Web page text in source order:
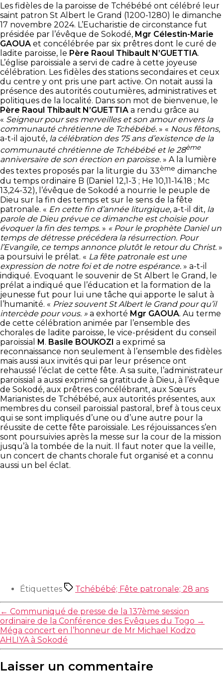
Les fidèles de la paroisse de Tchébébé ont célébré leur
saint patron St Albert le Grand (1200-1280) le dimanche
17 novembre 2024. L’Eucharistie de circonstance fut
présidée par l’évêque de Sokodé, Mgr Célestin-Marie
GAOUA et concélébrée par six prêtres dont le curé de
ladite paroisse, le Père Raoul Thibault N’GUETTIA.
L’église paroissiale a servi de cadre à cette joyeuse
célébration. Les fidèles des stations secondaires et ceux
du centre y ont pris une part active. On notait aussi la
présence des autorités coutumières, administratives et
politiques de la localité. Dans son mot de bienvenue, le
Père Raoul Thibault N’GUETTIA a rendu grâce au
« Seigneur pour ses merveilles et son amour envers la
communauté chrétienne de Tchébébé. » « Nous fêtons,
a-t-il ajouté, la célébration des 75 ans d’existence de la
communauté chrétienne de Tchébébé et le 28ème
anniversaire de son érection en paroisse. » A la lumière
des textes proposés par la liturgie du 33ème dimanche
du temps ordinaire B (Daniel 12,1-3 ; He 10,11-14.18 ; Mc
13,24-32), l’évêque de Sokodé a nourrie le peuple de
Dieu sur la fin des temps et sur le sens de la fête
patronale. « En cette fin d’année liturgique, a-t-il dit, la
parole de Dieu prévue ce dimanche est choisie pour
évoquer la fin des temps. » « Pour le prophète Daniel un
temps de détresse précédera la résurrection. Pour
l’Evangile, ce temps annonce plutôt le retour du Christ. »
a poursuivi le prélat. « La fête patronale est une
expression de notre foi et de notre espérance. » a-t-il
indiqué. Evoquant le souvenir de St Albert le Grand, le
prélat a indiqué que l’éducation et la formation de la
jeunesse fut pour lui une tâche qui apporte le salut à
l’humanité. « Priez souvent St Albert le Grand pour qu’il
intercède pour vous. » a exhorté Mgr GAOUA. Au terme
de cette célébration animée par l’ensemble des
chorales de ladite paroisse, le vice-président du conseil
paroissial M. Basile BOUKOZI a exprimé sa
reconnaissance non seulement à l’ensemble des fidèles
mais aussi aux invités qui par leur présence ont
rehaussé l’éclat de cette fête. A sa suite, l’administrateur
paroissial a aussi exprimé sa gratitude à Dieu, à l’évêque
de Sokodé, aux prêtres concélébrant, aux Sœurs
Marianistes de Tchébébé, aux autorités présentes, aux
membres du conseil paroissial pastoral, bref à tous ceux
qui se sont impliqués d’une ou d’une autre pour la
réussite de cette fête paroissiale. Les réjouissances s’en
sont poursuivies après la messe sur la cour de la mission
jusqu’à la tombée de la nuit. Il faut noter que la veille,
un concert de chants chorale fut organisé et a connu
aussi un bel éclat.
Étiquettes Tchébébé; Fête patronale; 28 ans
← Communiqué de presse de la 137ème session
ordinaire de la Conférence des Evêques du Togo →
Méga concert en l’honneur de Mr Michael Kodzo
AHLIYA à Sokodé
Laisser un commentaire